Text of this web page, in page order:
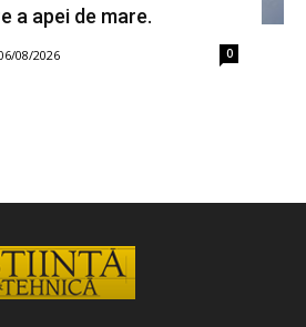
a apei de mare.
08/2026 0